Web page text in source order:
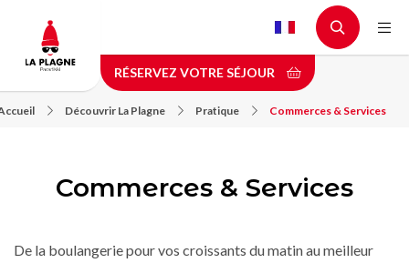
contenu
principal
RÉSERVEZ VOTRE SÉJOUR
Découvrir La Plagne Pratique Commerces & Services
Commerces & Services
De la boulangerie pour vos croissants du matin au meilleur